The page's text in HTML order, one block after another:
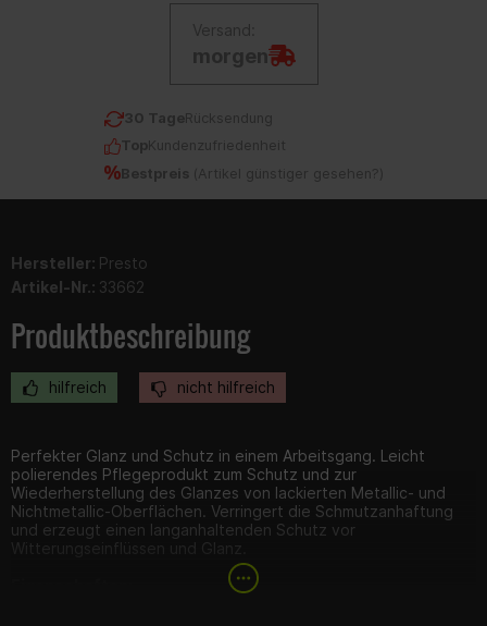
Versand:
morgen
30 TageRücksendung
TopKundenzufriedenheit
Bestpreis ( Artikel günstiger gesehen? )
Hersteller: Presto
Artikel-Nr.: 33662
Produktbeschreibung
hilfreich nicht hilfreich
Perfekter Glanz und Schutz in einem Arbeitsgang. Leicht
polierendes Pflegeprodukt zum Schutz und zur
Wiederherstellung des Glanzes von lackierten Metallic- und
Nichtmetallic-Oberflächen. Verringert die Schmutzanhaftung
und erzeugt einen langanhaltenden Schutz vor
Witterungseinflüssen und Glanz.